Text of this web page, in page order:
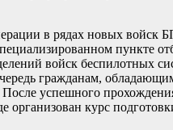
в рядах новых
пункте
войск беспилотных
гражданам,
успешного
курс